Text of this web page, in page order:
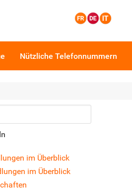
Nützliche Telefonnummern
im Überblick
im Überblick